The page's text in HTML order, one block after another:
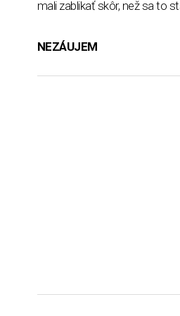
mali zablikať skôr, než sa to
NEZÁUJEM